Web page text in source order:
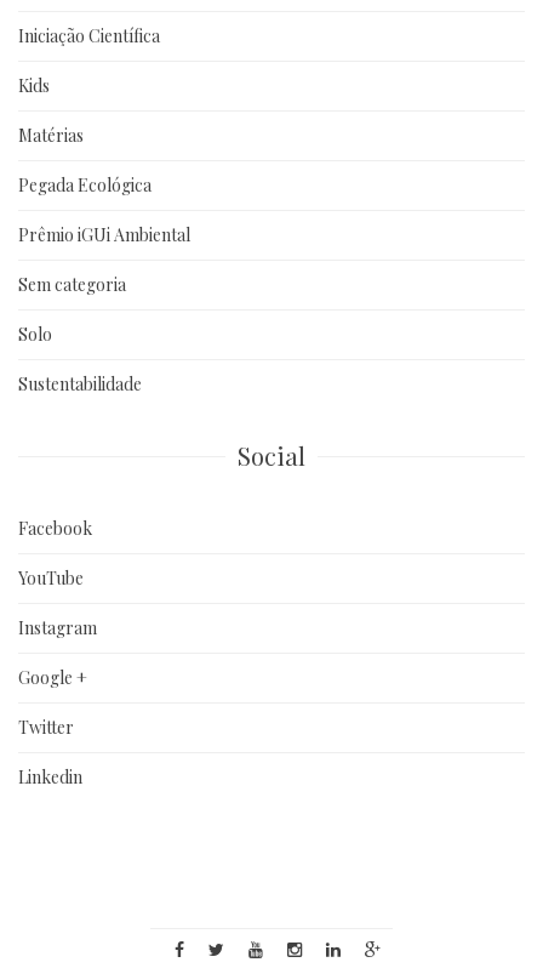
Iniciação Científica
Kids
Matérias
Pegada Ecológica
Prêmio iGUi Ambiental
Sem categoria
Solo
Sustentabilidade
Social
Facebook
YouTube
Instagram
Google +
Twitter
Linkedin